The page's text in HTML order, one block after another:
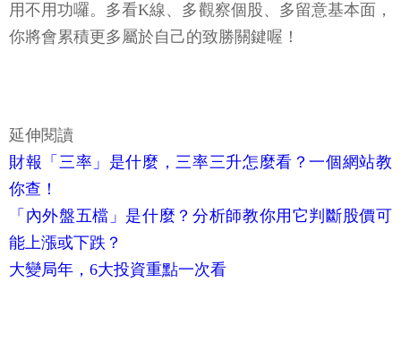
用不用功囉。多看K線、多觀察個股、多留意基本面，
你將會累積更多屬於自己的致勝關鍵喔！
延伸閱讀
財報「三率」是什麼，三率三升怎麼看？一個網站教
你查！
「內外盤五檔」是什麼？分析師教你用它判斷股價可
能上漲或下跌？
大變局年，6大投資重點一次看